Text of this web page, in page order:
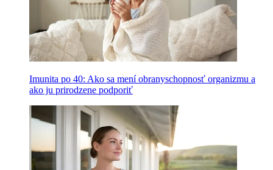
Imunita po 40: Ako sa mení obranyschopnosť organizmu a
ako ju prirodzene podporiť